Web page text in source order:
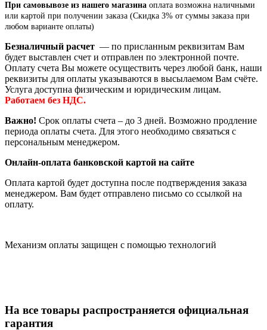
При самовывозе из нашего магазина оплата возможна наличными
или картой при получении заказа (Скидка 3% от суммы заказа при
любом варианте оплаты)
Безналичный расчет — по присланным реквизитам Вам
будет выставлен счет и отправлен по электронной почте.
Оплату счета Вы можете осуществить через любой банк, наши
реквизиты для оплаты указываются в высылаемом Вам счёте.
Услуга доступна физическим и юридическим лицам.
Работаем без НДС.
Важно! Срок оплаты счета – до 3 дней. Возможно продление
периода оплаты счета. Для этого необходимо связаться с
персональным менеджером.
Онлайн-оплата банковской картой на сайте
Оплата картой будет доступна после подтверждения заказа
менеджером. Вам будет отправлено письмо со ссылкой на
оплату.
Механизм оплаты защищен с помощью технологий
На все товары распространяется официальная
гарантия